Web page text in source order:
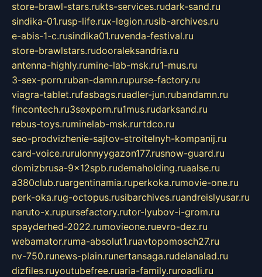
store-brawl-stars.rukts-services.rudark-sand.ru
sindika-01.rusp-life.rux-legion.rusib-archives.ru
e-abis-1-c.rusindika01.ruvenda-festival.ru
store-brawlstars.rudooraleksandria.ru
antenna-highly.rumine-lab-msk.ru1-mus.ru
3-sex-porn.ruban-damn.rupurse-factory.ru
viagra-tablet.rufasbags.ruadler-jun.rubandamn.ru
fincontech.ru3sexporn.ru1mus.rudarksand.ru
rebus-toys.ruminelab-msk.rurtdco.ru
seo-prodvizhenie-sajtov-stroitelnyh-kompanij.ru
card-voice.rurulonnyygazon177.rusnow-guard.ru
domizbrusa-9x12spb.rudemaholding.ruaalse.ru
a380club.ruargentinamia.ruperkoka.rumovie-one.ru
perk-oka.rug-octopus.rusibarchives.ruandreislyusar.ru
naruto-x.rupursefactory.rutor-lyubov-i-grom.ru
spayderhed-2022.rumovieone.ruevro-dez.ru
webamator.ruma-absolut1.ruavtopomosch27.ru
nv-750.runews-plain.runertansaga.rudelanalad.ru
dizfiles.ruyoutubefree.ruaria-family.ruroadli.ru